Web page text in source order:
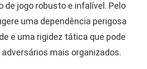
de jogo robusto e infalível. Pelo
uma dependência perigosa
e uma rigidez tática que pode
mais organizados.